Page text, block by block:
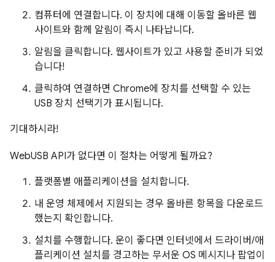
컴퓨터에 연결합니다. 이 장치에 대해 이동할 올바른 웹
사이트와 함께 알림이 즉시 나타납니다.
알림을 클릭합니다. 웹사이트가 있고 사용할 준비가 되었
습니다!
클릭하여 연결하면 Chrome에 장치를 선택할 수 있는
USB 장치 선택기가 표시됩니다.
기대하시라!
WebUSB API가 없다면 이 절차는 어떻게 될까요?
플랫폼별 애플리케이션을 설치합니다.
내 운영 체제에서 지원되는 경우 올바른 항목을 다운로드
했는지 확인합니다.
설치를 수행합니다. 운이 좋다면 인터넷에서 드라이버/애
플리케이션 설치를 경고하는 무서운 OS 메시지나 팝업이